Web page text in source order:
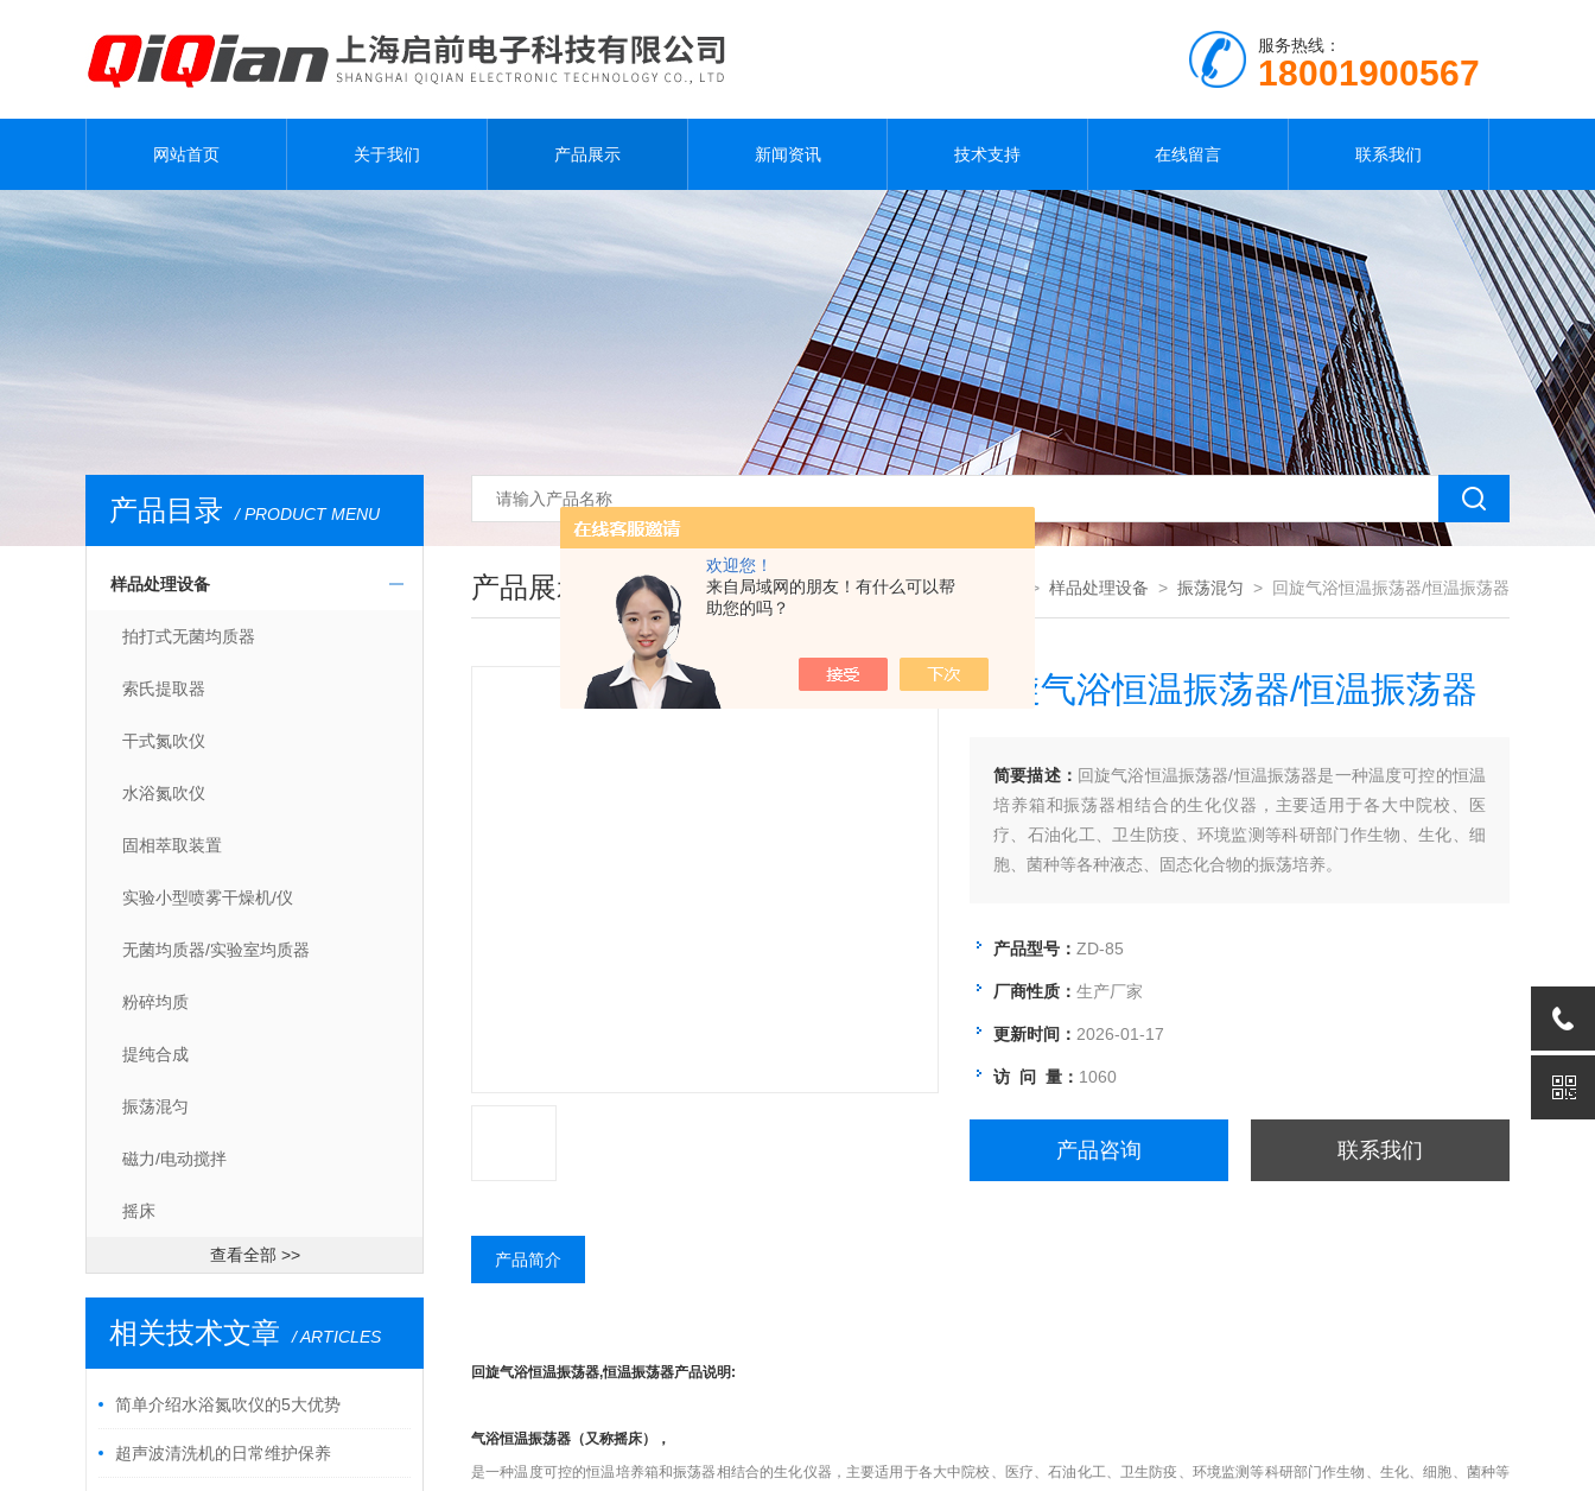
欢迎您！
来自局域网的朋友！有什么可以帮
助您的吗？
服务热线：
18001900567
网站首页 关于我们 产品展示 新闻资讯 技术支持 在线留言 联系我们
产品目录 / PRODUCT MENU
样品处理设备
拍打式无菌均质器
索氏提取器
干式氮吹仪
水浴氮吹仪
固相萃取装置
实验小型喷雾干燥机/仪
无菌均质器/实验室均质器
粉碎均质
提纯合成
振荡混匀
磁力/电动搅拌
摇床
查看全部 >>
相关技术文章 / ARTICLES
简单介绍水浴氮吹仪的5大优势
超声波清洗机的日常维护保养
产品展示 您现在的位置：首页>产品展示 > 样品处理设备 > 振荡混匀 > 回旋气浴恒温振荡器/恒温振荡器
回旋气浴恒温振荡器/恒温振荡器
简要描述： 回旋气浴恒温振荡器/恒温振荡器是一种温度可控的恒温
培养箱和振荡器相结合的生化仪器，主要适用于各大中院校、医
疗、石油化工、卫生防疫、环境监测等科研部门作生物、生化、细
胞、菌种等各种液态、固态化合物的振荡培养。
产品型号： ZD-85
厂商性质： 生产厂家
更新时间： 2026-01-17
访 问 量： 1060
产品咨询 联系我们
产品简介
回旋气浴恒温振荡器,恒温振荡器产品说明:
气浴恒温振荡器（又称摇床），
是一种温度可控的恒温培养箱和振荡器相结合的生化仪器，主要适用于各大中院校、医疗、石油化工、卫生防疫、环境监测等科研部门作生物、生化、细胞、菌种等